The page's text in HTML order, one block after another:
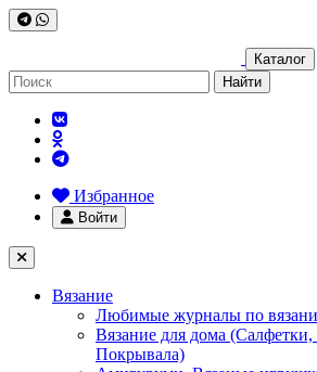
Каталог
Найти
Избранное
Войти
Вязание
Любимые журналы по
Вязание для дома
Покрывала)